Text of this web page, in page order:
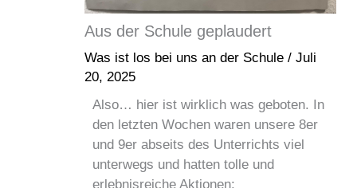
Aus der Schule geplaudert
Was ist los bei uns an der Schule /Juli
20, 2025
Also… hier ist wirklich was geboten. In
den letzten Wochen waren unsere 8er
und 9er abseits des Unterrichts viel
unterwegs und hatten tolle und
erlebnisreiche Aktionen: